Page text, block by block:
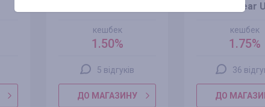
кешбек
1.50%
5 відгуків
ДО МАГАЗИНУ
Answear
кешбек
1.75%
36
ДО